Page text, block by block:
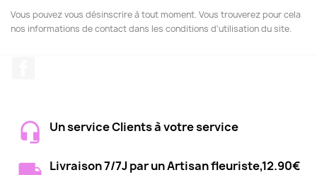
Vous pouvez vous désinscrire à tout moment. Vous trouverez pour cela
nos informations de contact dans les conditions d'utilisation du site.
Un service Clients à votre service
Livraison 7/7J par un Artisan fleuriste,12.90€